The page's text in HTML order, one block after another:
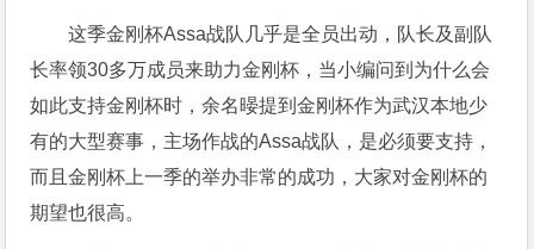
这季金刚杯Assa战队几乎是全员出动，队长及副队
长率领30多万成员来助力金刚杯，当小编问到为什么会
如此支持金刚杯时，余名暥提到金刚杯作为武汉本地少
有的大型赛事，主场作战的Assa战队，是必须要支持，
而且金刚杯上一季的举办非常的成功，大家对金刚杯的
期望也很高。